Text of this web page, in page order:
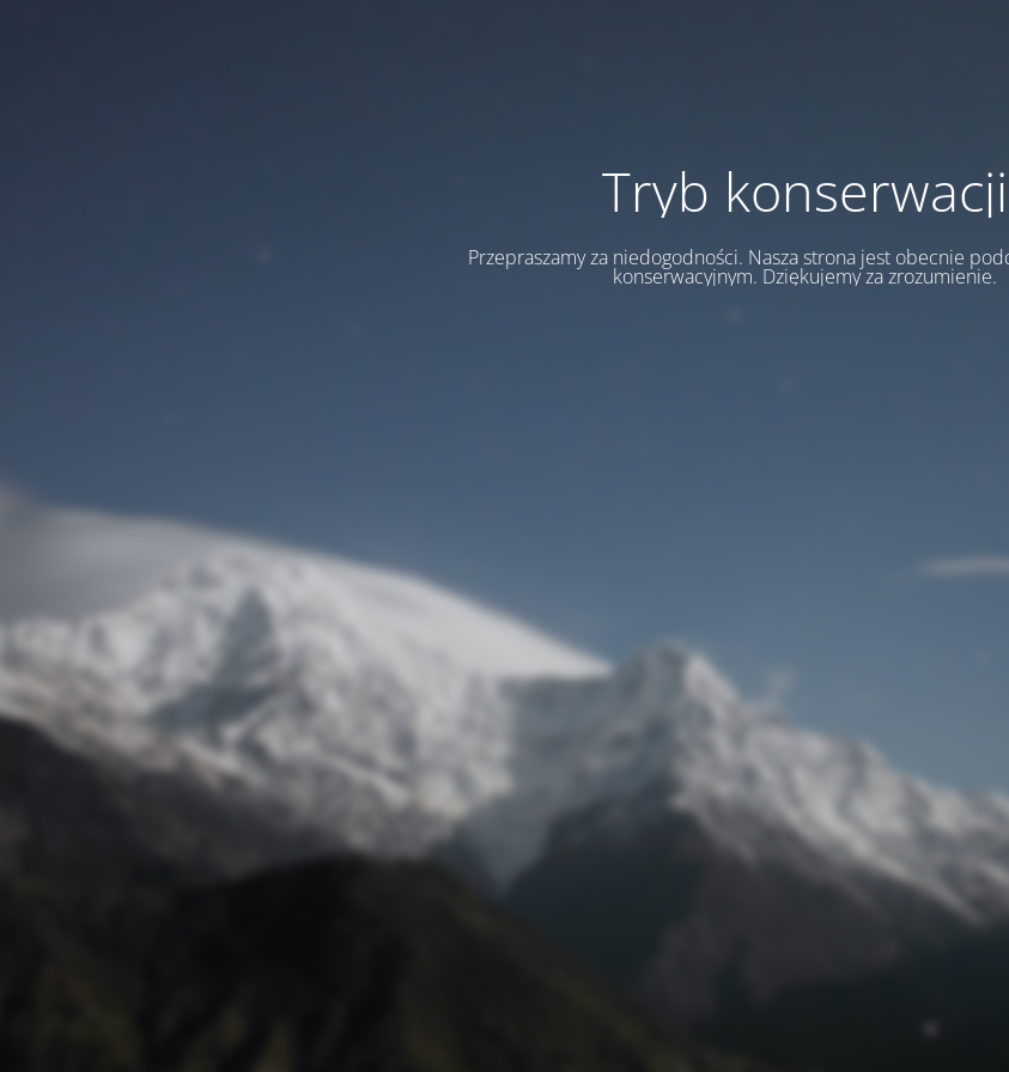
Tryb konserwacji
Przepraszamy za niedogodności. Nasza strona jest obecnie
konserwacyjnym. Dziękujemy za zrozumienie.